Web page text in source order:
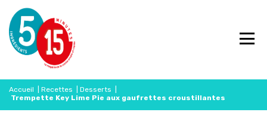
Accueil Recettes Desserts
Trempette Key Lime Pie aux gaufrettes croustillantes